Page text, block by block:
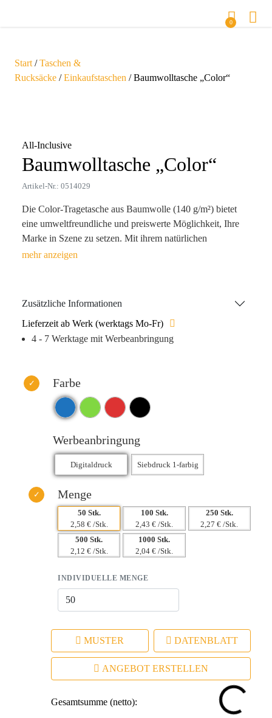
0
Start /Taschen &
Rucksäcke /Einkaufstaschen / Baumwolltasche „Color“
All-Inclusive
Baumwolltasche „Color“
Artikel-Nr.: 0514029
Die Color-Tragetasche aus Baumwolle (140 g/m²) bietet
eine umweltfreundliche und preiswerte Möglichkeit, Ihre
Marke in Szene zu setzen. Mit ihrem natürlichen
Unterboden, farbigen Tragegriffen und einem großen
bedruckt.
Zusätzliche Informationen
Lieferzeit ab Werk (werktags Mo-Fr)
4 - 7 Werktage mit Werbeanbringung
Farbe
Werbeanbringung
Menge
50 Stk.
2,58 € /Stk.
100 Stk.
2,43 € /Stk.
250 Stk.
2,27 € /Stk.
500 Stk.
2,12 € /Stk.
1000 Stk.
2,04 € /Stk.
INDIVIDUELLE MENGE
MUSTER DATENBLATT
ANGEBOT ERSTELLEN
Gesamtsumme (netto):